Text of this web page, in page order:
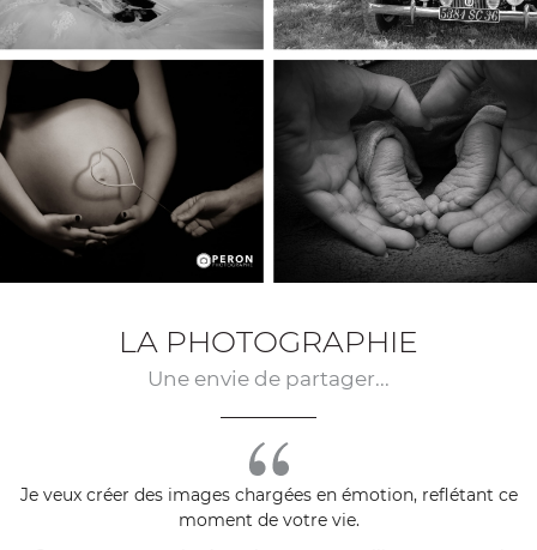
LA PHOTOGRAPHIE
Une envie de partager...
Je veux créer des images chargées en émotion, reflétant ce
moment de votre vie.